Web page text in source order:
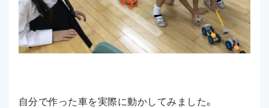
自分で作った車を実際に動かしてみました。